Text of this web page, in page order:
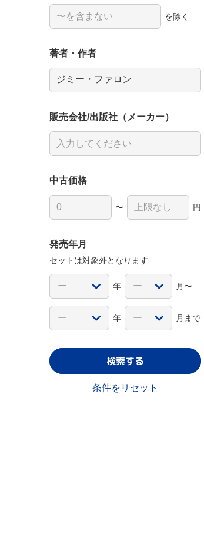
を除く
著者・作者
販売会社/出版社（メーカー）
中古価格
〜 円
発売年月
セットは対象外となります
年 月〜
年 月まで
検索する
条件をリセット